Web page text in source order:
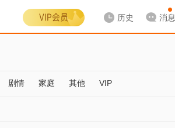
历史 消息
剧情 家庭 其他 VIP